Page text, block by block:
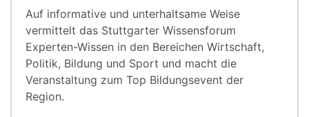
Auf informative und unterhaltsame Weise
vermittelt das Stuttgarter Wissensforum
Experten-Wissen in den Bereichen Wirtschaft,
Politik, Bildung und Sport und macht die
Veranstaltung zum Top Bildungsevent der
Region.